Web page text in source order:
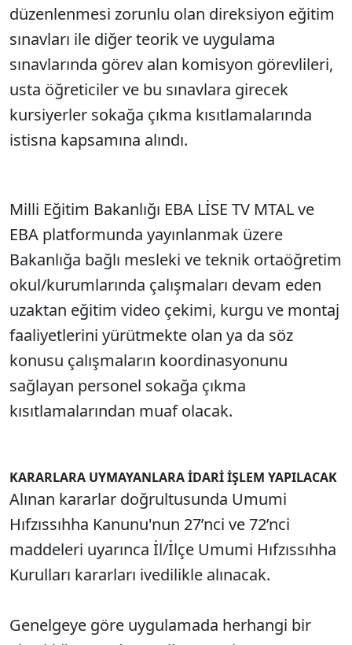
düzenlenmesi zorunlu olan direksiyon eğitim
sınavları ile diğer teorik ve uygulama
sınavlarında görev alan komisyon görevlileri,
usta öğreticiler ve bu sınavlara girecek
kursiyerler sokağa çıkma kısıtlamalarında
istisna kapsamına alındı.
Milli Eğitim Bakanlığı EBA LİSE TV MTAL ve
EBA platformunda yayınlanmak üzere
Bakanlığa bağlı mesleki ve teknik ortaöğretim
okul/kurumlarında çalışmaları devam eden
uzaktan eğitim video çekimi, kurgu ve montaj
faaliyetlerini yürütmekte olan ya da söz
konusu çalışmaların koordinasyonunu
sağlayan personel sokağa çıkma
kısıtlamalarından muaf olacak.
KARARLARA UYMAYANLARA İDARİ İŞLEM YAPILACAK
Alınan kararlar doğrultusunda Umumi
Hıfzıssıhha Kanunu'nun 27’nci ve 72’nci
maddeleri uyarınca İl/İlçe Umumi Hıfzıssıhha
Kurulları kararları ivedilikle alınacak.
Genelgeye göre uygulamada herhangi bir